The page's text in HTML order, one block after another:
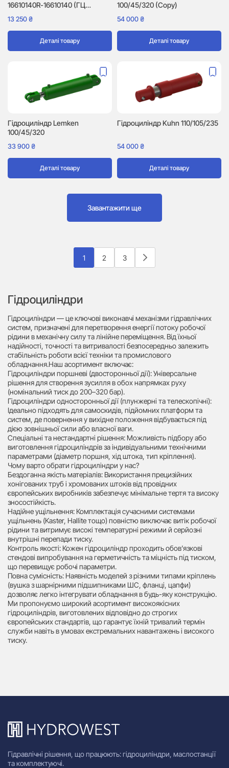
16610140R-16610140 (ГЦ
40/30/155)
13 250₴
Деталі товару
100/45/320 (Copy)
54 000₴
Деталі товару
Гідроциліндр Lemken
100/45/320
33 900₴
Деталі товару
Гідроциліндр Kuhn 110/105/235
54 000₴
Деталі товару
Завантажити ще
1 2 3
Гідроциліндри
Гідроциліндри — це ключові виконавчі механізми гідравлічних
систем, призначені для перетворення енергії потоку робочої
рідини в механічну силу та лінійне переміщення. Від їхньої
надійності, точності та витривалості безпосередньо залежить
стабільність роботи всієї техніки та промислового
обладнання.Наш асортимент включає:
Гідроциліндри поршневі (двосторонньої дії): Універсальне
рішення для створення зусилля в обох напрямках руху
(номінальний тиск до 200–320 бар).
Гідроциліндри односторонньої дії (плунжерні та телескопічні):
Ідеально підходять для самоскидів, підйомних платформ та
систем, де повернення у вихідне положення відбувається під
дією зовнішньої сили або власної ваги.
Спеціальні та нестандартні рішення: Можливість підбору або
виготовлення гідроциліндрів за індивідуальними технічними
параметрами (діаметр поршня, хід штока, тип кріплення).
Чому варто обрати гідроциліндри у нас?
Бездоганна якість матеріалів: Використання прецизійних
хонігованих труб і хромованих штоків від провідних
європейських виробників забезпечує мінімальне тертя та високу
зносостійкість.
Надійне ущільнення: Комплектація сучасними системами
ущільнень (Kaster, Hallite тощо) повністю виключає витік робочої
рідини та витримує високі температурні режими й серйозні
внутрішні перепади тиску.
Контроль якості: Кожен гідроциліндр проходить обов’язкові
стендові випробування на герметичність та міцність під тиском,
що перевищує робочі параметри.
Повна сумісність: Наявність моделей з різними типами кріплень
(вушка з шарнірними підшипниками ШС, фланці, цапфи)
дозволяє легко інтегрувати обладнання в будь-яку конструкцію.
Ми пропонуємо широкий асортимент високоякісних
гідроциліндрів, виготовлених відповідно до строгих
європейських стандартів, що гарантує їхній тривалий термін
служби навіть в умовах екстремальних навантажень і високого
тиску.
Гідравлічні рішення, що працюють: гідроциліндри, маслостанції
та комплектуючі.